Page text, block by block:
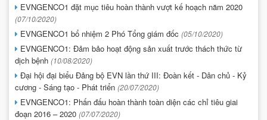
EVNGENCO1 đặt mục tiêu hoàn thành vượt kế hoạch năm 2020
(07/10/2020)
EVNGENCO1 bổ nhiệm 2 Phó Tổng giám đốc (05/10/2020)
EVNGENCO1: Đảm bảo hoạt động sản xuất trước thách thức từ
dịch bệnh (10/08/2020)
Đại hội đại biểu Đảng bộ EVN lần thứ III: Đoàn kết - Dân chủ - Kỷ
cương - Sáng tạo - Phát triển (20/07/2020)
EVNGENCO1: Phấn đấu hoàn thành toàn diện các chỉ tiêu giai
đoạn 2016 – 2020 (07/07/2020)